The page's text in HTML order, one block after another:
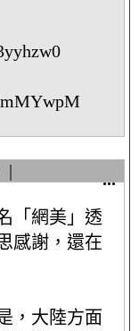
「網美」透
感謝，還在
，大陸方面
...顯